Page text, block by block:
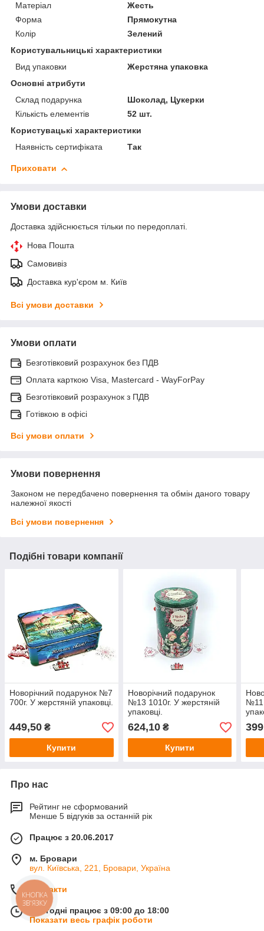
Матеріал
Жесть
Форма
Прямокутна
Колір
Зелений
Користувальницькі характеристики
Вид упаковки
Жерстяна упаковка
Основні атрибути
Склад подарунка
Шоколад, Цукерки
Кількість елементів
52 шт.
Користувацькi характеристики
Наявність сертифіката
Так
Приховати
Умови доставки
Доставка здійснюється тільки по передоплаті.
Нова Пошта
Самовивіз
Доставка кур'єром м. Київ
Всі умови доставки
Умови оплати
Безготівковий розрахунок без ПДВ
Оплата карткою Visa, Mastercard - WayForPay
Безготівковий розрахунок з ПДВ
Готівкою в офісі
Всі умови оплати
Умови повернення
Законом не передбачено повернення та обмін даного товару
належної якості
Всі умови повернення
Подібні товари компанії
Новорічний подарунок №7
700г. У жерстяній упаковці.
449,50 ₴
Купити
Новорічний подарунок
№13 1010г. У жерстяній
упаковці.
624,10₴
Купити
№11
Про нас
Рейтинг не сформований
Менше 5 відгуків за останній рік
Працює з 20.06.2017
м. Бровари
вул. Київська, 221, Бровари, Україна
Контакти
Сьогодні працює з 09:00 до 18:00
Показати весь графік роботи
КНОПКА
ЗВ'ЯЗКУ